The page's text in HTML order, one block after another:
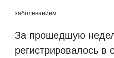
заболеванием.
За прошедшую
регистрировалось